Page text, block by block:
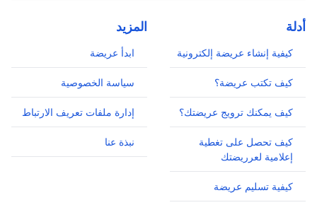
بغداد
88.هديل كامل فنانة
لندن
89.سهى عودة صحفية
نينوى
90.براء رياض طالب أكاديمية
بغداد
91.رفاه حسن باحثة
سنجار
أدلة
كيفية إنشاء عريضة إلكترونية
كيف تكتب عريضة؟
كيف يمكنك ترويج عريضتك؟
كيف تحصل على تغطية
إعلامية لعرريضتك
كيفية تسليم عريضة
المزيد
ابدأ عريضة
سياسة الخصوصية
إدارة ملفات تعريف الارتباط
نبذة عنا